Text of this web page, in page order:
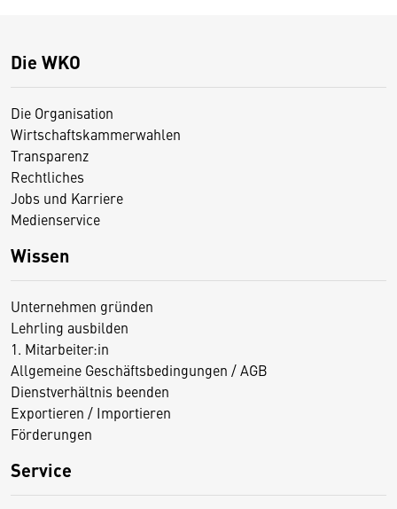
Die WKO
Die Organisation
Wirtschaftskammerwahlen
Transparenz
Rechtliches
Jobs und Karriere
Medienservice
Wissen
Unternehmen gründen
Lehrling ausbilden
1. Mitarbeiter:in
Allgemeine Geschäftsbedingungen / AGB
Dienstverhältnis beenden
Exportieren / Importieren
Förderungen
Service